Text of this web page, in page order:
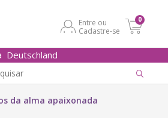
Entre ou
Cadastre-se
0
Deutschland
da alma apaixonada